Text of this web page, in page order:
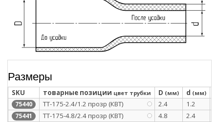
Размеры
SKU товарные позиции цвет трубки D (мм) d (мм)
75440 ТТ-175-2.4/1.2 прозр (КВТ) 2.4 1.2
75441 ТТ-175-4.8/2.4 прозр (КВТ) 4.8 2.4